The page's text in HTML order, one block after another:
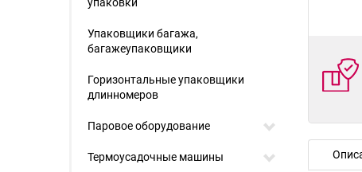
Упаковщики багажа,
багажеупаковщики
Горизонтальные упаковщики
длинномеров
Паровое оборудование
Термоусадочные машины